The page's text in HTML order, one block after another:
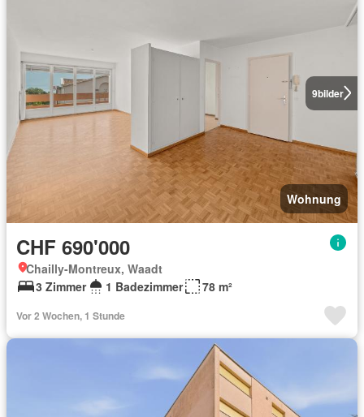
9bilder
Wohnung
CHF 690'000
Chailly-Montreux, Waadt
3 Zimmer
1 Badezimmer 78 m²
Vor 2 Wochen, 1 Stunde